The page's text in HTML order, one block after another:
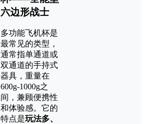
六边形战士
多功能飞机杯是
最常见的类型，
通常指单通道或
双通道的手持式
器具，重量在
600g-1000g之
间，兼顾便携性
和体验感。它的
特点是玩法多、